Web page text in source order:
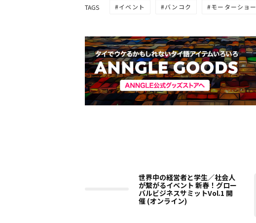
TAGS イベント バンコク モーターショー
世界中の経営者と学生／社会人
が繋がるイベント 新春！グロー
バルビジネスサミットVol.1 開
催 (オンライン)